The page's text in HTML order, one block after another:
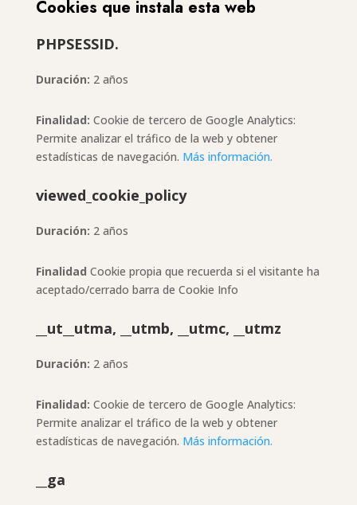
Cookies que instala esta web
PHPSESSID.
Duración: 2 años
Finalidad: Cookie de tercero de Google Analytics:
Permite analizar el tráfico de la web y obtener
estadísticas de navegación. Más información.
viewed_cookie_policy
Duración: 2 años
Finalidad Cookie propia que recuerda si el visitante ha
aceptado/cerrado barra de Cookie Info
__ut__utma, __utmb, __utmc, __utmz
Duración: 2 años
Finalidad: Cookie de tercero de Google Analytics:
Permite analizar el tráfico de la web y obtener
estadísticas de navegación. Más información.
__ga